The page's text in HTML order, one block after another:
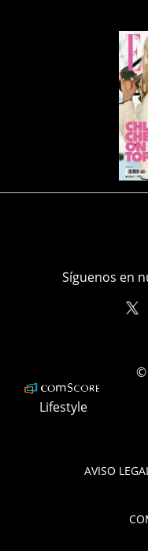
AVISO
Síguenos en
Lifestyle
©